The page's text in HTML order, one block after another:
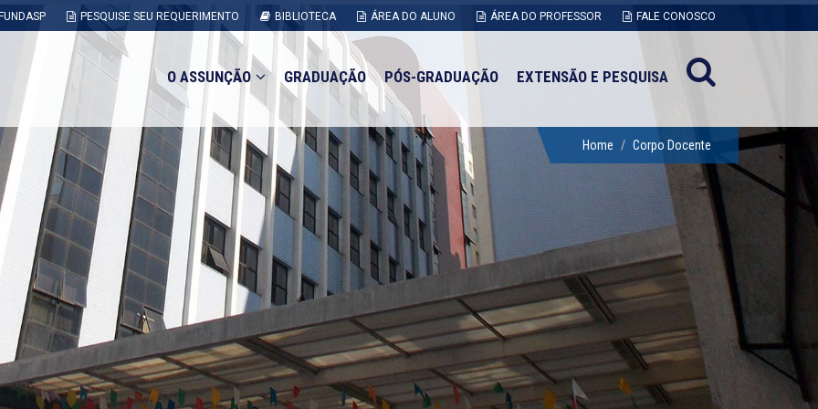
PESQUISE SEU REQUERIMENTO BIBLIOTECA ÁREA DO ALUNO ÁREA DO PROFESSOR FALE CONOSCO
O ASSUNÇÃO GRADUAÇÃO PÓS-GRADUAÇÃO EXTENSÃO E PESQUISA
Home Corpo Docente